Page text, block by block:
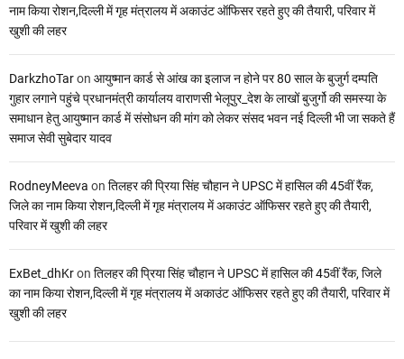
नाम किया रोशन,दिल्ली में गृह मंत्रालय में अकाउंट ऑफिसर रहते हुए की तैयारी, परिवार में
खुशी की लहर
DarkzhoTaron आयुष्मान कार्ड से आंख का इलाज न होने पर 80 साल के बुजुर्ग दम्पति
गुहार लगाने पहुंचे प्रधानमंत्री कार्यालय वाराणसी भेलूपुर_देश के लाखों बुजुर्गो की समस्या के
समाधान हेतु आयुष्मान कार्ड में संसोधन की मांग को लेकर संसद भवन नई दिल्ली भी जा सकते हैं
समाज सेवी सुबेदार यादव
RodneyMeeva on तिलहर की प्रिया सिंह चौहान ने UPSC में हासिल की 45वीं रैंक,
जिले का नाम किया रोशन,दिल्ली में गृह मंत्रालय में अकाउंट ऑफिसर रहते हुए की तैयारी,
परिवार में खुशी की लहर
ExBet_dhKron तिलहर की प्रिया सिंह चौहान ने UPSC में हासिल की 45वीं रैंक, जिले
का नाम किया रोशन,दिल्ली में गृह मंत्रालय में अकाउंट ऑफिसर रहते हुए की तैयारी, परिवार में
खुशी की लहर